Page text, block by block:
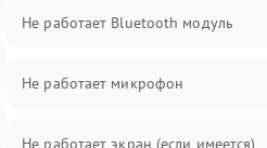
Не работает Bluetooth модуль
Не работает микрофон
Не работает экран (если имеется)